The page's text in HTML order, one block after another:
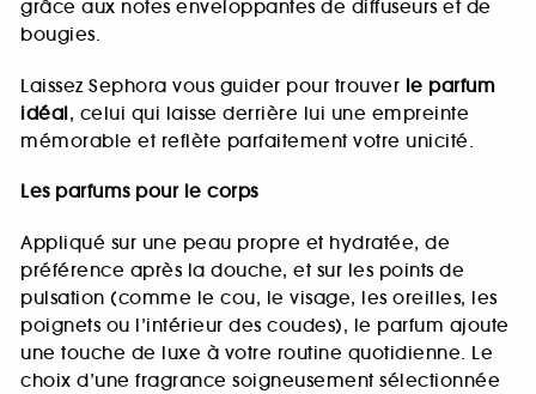
grâce aux notes enveloppantes de diffuseurs et de
bougies.
Laissez Sephora vous guider pour trouver le parfum
idéal, celui qui laisse derrière lui une empreinte
mémorable et reflète parfaitement votre unicité.
Les parfums pour le corps
Appliqué sur une peau propre et hydratée, de
préférence après la douche, et sur les points de
pulsation (comme le cou, le visage, les oreilles, les
poignets ou l’intérieur des coudes), le parfum ajoute
une touche de luxe à votre routine quotidienne. Le
choix d’une fragrance soigneusement sélectionnée